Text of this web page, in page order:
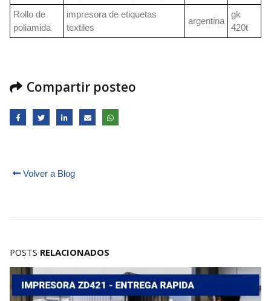
Rollo de
poliamida
impresora de etiquetas
textiles
argentina
gk
420t
Compartir posteo
Volver a Blog
POSTS RELACIONADOS